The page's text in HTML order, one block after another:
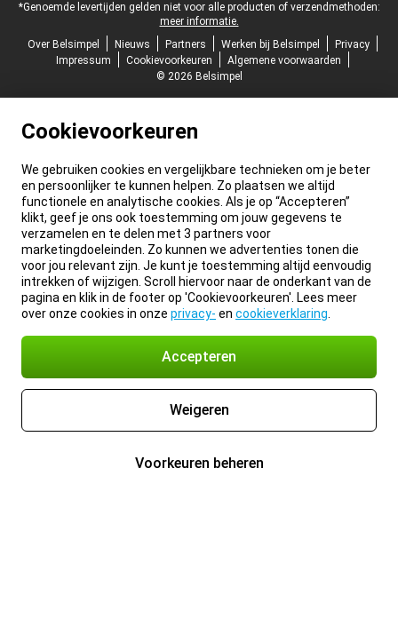
*Genoemde levertijden gelden niet voor alle producten of verzendmethoden:
meer informatie.
Over Belsimpel
Nieuws Partners Werken bij Belsimpel
Privacy
Impressum
Cookievoorkeuren
Algemene voorwaarden
© 2026 Belsimpel
Cookievoorkeuren
We gebruiken cookies en vergelijkbare technieken om je beter
en persoonlijker te kunnen helpen. Zo plaatsen we altijd
functionele en analytische cookies. Als je op “Accepteren”
klikt, geef je ons ook toestemming om jouw gegevens te
verzamelen en te delen met 3 partners voor
marketingdoeleinden. Zo kunnen we advertenties tonen die
voor jou relevant zijn. Je kunt je toestemming altijd eenvoudig
intrekken of wijzigen. Scroll hiervoor naar de onderkant van de
pagina en klik in de footer op 'Cookievoorkeuren'. Lees meer
over onze cookies in onze privacy- en cookieverklaring
Accepteren
Weigeren
Voorkeuren beheren